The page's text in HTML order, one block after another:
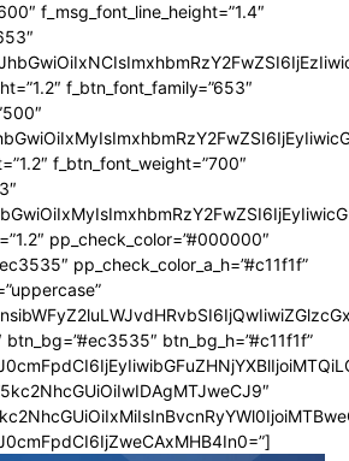
f_msg_font_line_height=”1.4″
f_btn_font_family=”653″
f_btn_font_weight=”700″
pp_check_color=”#000000″
pp_check_color_a_h=”#c11f1f”
btn_bg=”#ec3535″ btn_bg_h=”#c11f1f”